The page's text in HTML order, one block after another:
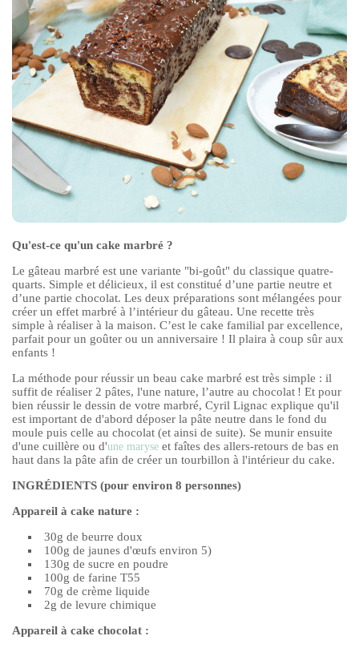
Qu'est-ce qu'un cake marbré ?
Le gâteau marbré est une variante "bi-goût" du classique quatre-
quarts. Simple et délicieux, il est constitué d’une partie neutre et
d’une partie chocolat. Les deux préparations sont mélangées pour
créer un effet marbré à l’intérieur du gâteau. Une recette très
simple à réaliser à la maison. C’est le cake familial par excellence,
parfait pour un goûter ou un anniversaire ! Il plaira à coup sûr aux
enfants !
La méthode pour réussir un beau cake marbré est très simple : il
suffit de réaliser 2 pâtes, l'une nature, l’autre au chocolat ! Et pour
bien réussir le dessin de votre marbré, Cyril Lignac explique qu'il
est important de d'abord déposer la pâte neutre dans le fond du
moule puis celle au chocolat (et ainsi de suite). Se munir ensuite
d'une cuillère ou d'une maryse et faîtes des allers-retours de bas en
haut dans la pâte afin de créer un tourbillon à l'intérieur du cake.
INGRÉDIENTS (pour environ 8 personnes)
Appareil à cake nature :
30g de beurre doux
100g de jaunes d'œufs environ 5)
130g de sucre en poudre
100g de farine T55
70g de crème liquide
2g de levure chimique
Appareil à cake chocolat :